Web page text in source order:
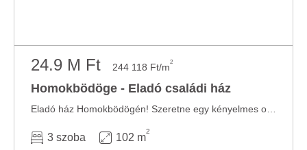
24.9 M Ft 244 118 Ft/m2
Homokbödöge - Eladó családi ház
3 szoba 102 m
2